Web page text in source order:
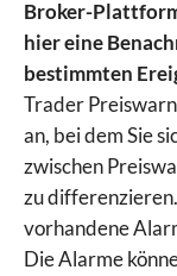
Broker-
hier eine
bestimmten
Trader
an, bei dem Sie
zwischen
zu
vorhandene
Die Alarme